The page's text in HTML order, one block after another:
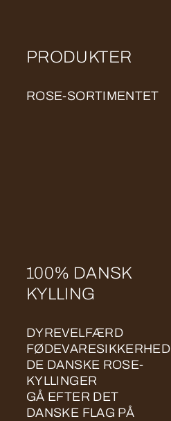
PRODUKTER
ROSE-SORTIMENTET
100% DANSK
KYLLING
DYREVELFÆRD
FØDEVARESIKKERHED
DE DANSKE ROSE-
KYLLINGER
GÅ EFTER DET
DANSKE FLAG PÅ